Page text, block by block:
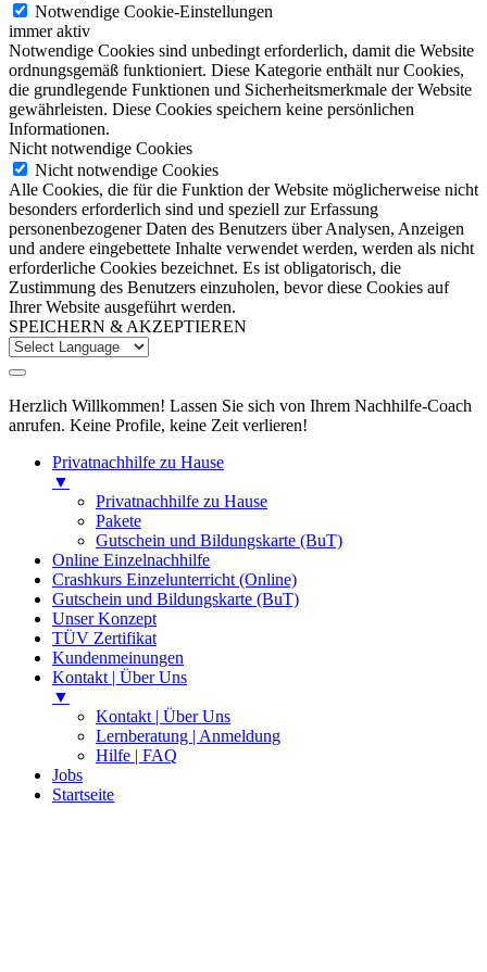
Notwendige Cookie-Einstellungen
immer aktiv
Notwendige Cookies sind unbedingt erforderlich, damit die Website
ordnungsgemäß funktioniert. Diese Kategorie enthält nur Cookies,
die grundlegende Funktionen und Sicherheitsmerkmale der Website
gewährleisten. Diese Cookies speichern keine persönlichen
Informationen.
Nicht notwendige Cookies
Nicht notwendige Cookies
Alle Cookies, die für die Funktion der Website möglicherweise nicht
besonders erforderlich sind und speziell zur Erfassung
personenbezogener Daten des Benutzers über Analysen, Anzeigen
und andere eingebettete Inhalte verwendet werden, werden als nicht
erforderliche Cookies bezeichnet. Es ist obligatorisch, die
Zustimmung des Benutzers einzuholen, bevor diese Cookies auf
Ihrer Website ausgeführt werden.
SPEICHERN & AKZEPTIEREN
Herzlich Willkommen! Lassen Sie sich von Ihrem Nachhilfe-Coach
anrufen. Keine Profile, keine Zeit verlieren!
Privatnachhilfe zu Hause
▼
Privatnachhilfe zu Hause
Pakete
Gutschein und Bildungskarte (BuT)
Online Einzelnachhilfe
Crashkurs Einzelunterricht (Online)
Gutschein und Bildungskarte (BuT)
Unser Konzept
TÜV Zertifikat
Kundenmeinungen
Kontakt | Über Uns
▼
Kontakt | Über Uns
Lernberatung | Anmeldung
Hilfe | FAQ
Jobs
Startseite